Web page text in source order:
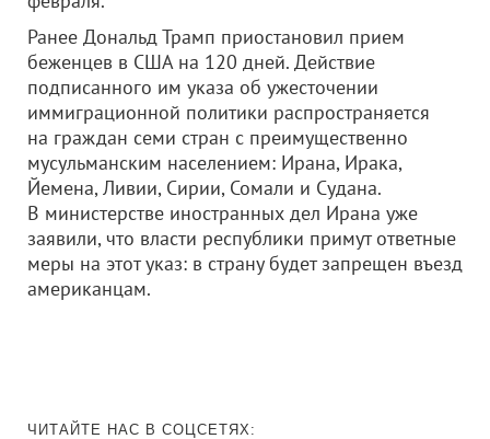
Ранее Дональд Трамп приостановил прием
беженцев в США на 120 дней. Действие
подписанного им указа об ужесточении
иммиграционной политики распространяется
на граждан семи стран с преимущественно
мусульманским населением: Ирана, Ирака,
Йемена, Ливии, Сирии, Сомали и Судана.
В министерстве иностранных дел Ирана уже
заявили, что власти республики примут ответные
меры на этот указ: в страну будет запрещен въезд
американцам.
ЧИТАЙТЕ НАС В СОЦСЕТЯХ: